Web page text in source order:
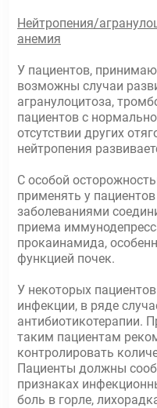
Нейтропения/
анемия
У пациентов,
возможны случаи
агранулоцитоза,
пациентов с
отсутствии других
нейтропения
С особой
применять у
заболеваниями
приема
прокаинамида,
функцией почек.
У некоторых
инфекции, в ряде
антибиотикотерапии.
таким пациентам
контролировать
Пациенты должны
признаках
боль в горле,